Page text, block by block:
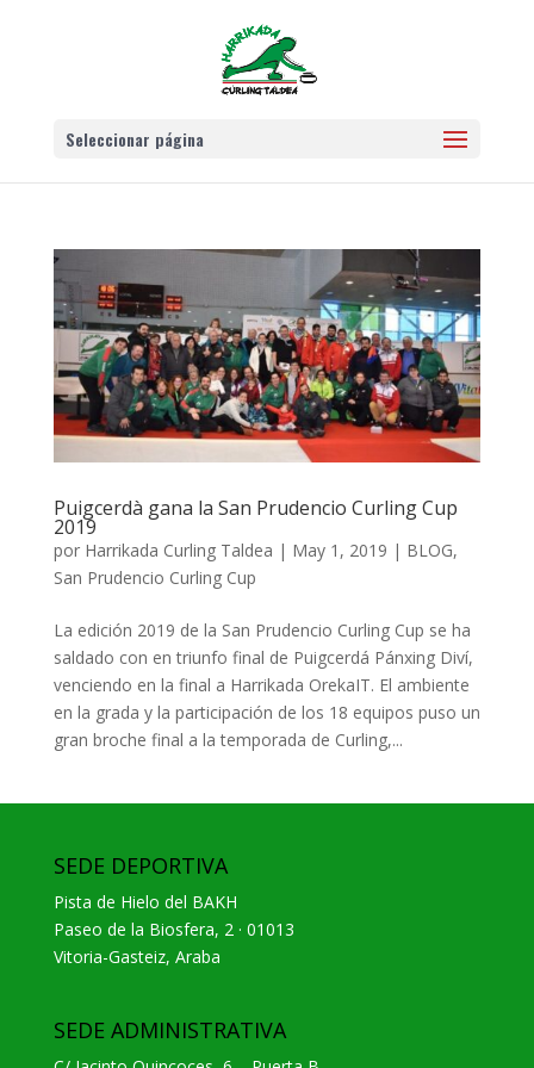
Seleccionar página
Puigcerdà gana la San Prudencio Curling Cup
2019
por Harrikada Curling Taldea | May 1, 2019 | BLOG,
San Prudencio Curling Cup
La edición 2019 de la San Prudencio Curling Cup se ha
saldado con en triunfo final de Puigcerdá Pánxing Diví,
venciendo en la final a Harrikada OrekaIT. El ambiente
en la grada y la participación de los 18 equipos puso un
gran broche final a la temporada de Curling,...
SEDE DEPORTIVA
Pista de Hielo del BAKH
Paseo de la Biosfera, 2 · 01013
Vitoria-Gasteiz, Araba
SEDE ADMINISTRATIVA